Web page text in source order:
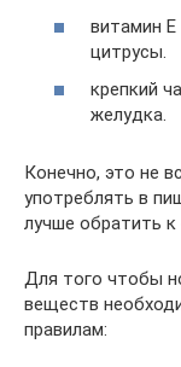
витамин Е
цитрусы.
крепкий
желудка.
Конечно, это не
употреблять в
лучше обратить к
Для того чтобы
веществ
правилам: